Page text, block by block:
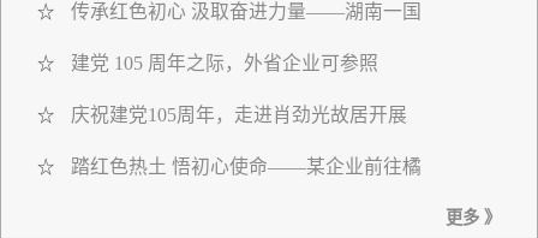
☆ 传承红色初心 汲取奋进力量——湖南一国
☆ 建党 105 周年之际，外省企业可参照
☆ 庆祝建党105周年，走进肖劲光故居开展
☆ 踏红色热土 悟初心使命——某企业前往橘
更多 》